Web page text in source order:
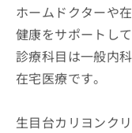
ホームドクターや
健康をサポートして
診療科目は一般内
在宅医療です。
生目台カリヨンク